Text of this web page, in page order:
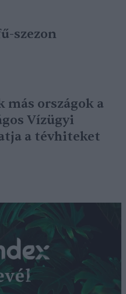
szezon
más országok a
Vízügyi
a tévhiteket